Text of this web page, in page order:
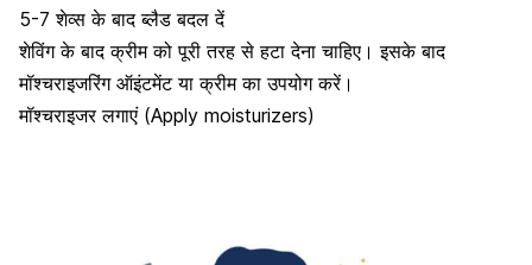
5-7 शेव्स के बाद ब्लैड बदल दें
शेविंग के बाद क्रीम को पूरी तरह से हटा देना चाहिए। इसके बाद
मॉश्चराइजरिंग ऑइंटमेंट या क्रीम का उपयोग करें।
मॉश्चराइजर लगाएं (Apply moisturizers)